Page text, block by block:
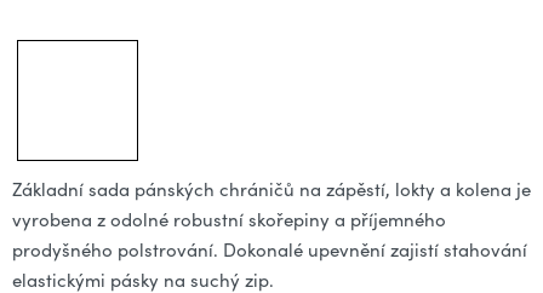
Základní sada pánských chráničů na zápěstí, lokty a kolena je
vyrobena z odolné robustní skořepiny a příjemného
prodyšného polstrování. Dokonalé upevnění zajistí stahování
elastickými pásky na suchý zip.